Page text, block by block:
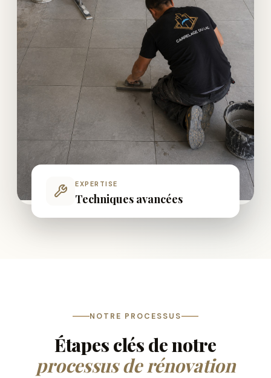
EXPERTISE
Techniques avancées
NOTRE PROCESSUS
Étapes clés de notre
processus de rénovation